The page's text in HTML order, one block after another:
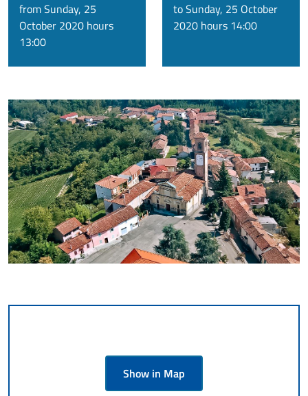
from Sunday, 25
October 2020 hours
13:00
to Sunday, 25 October
2020 hours 14:00
Show in Map